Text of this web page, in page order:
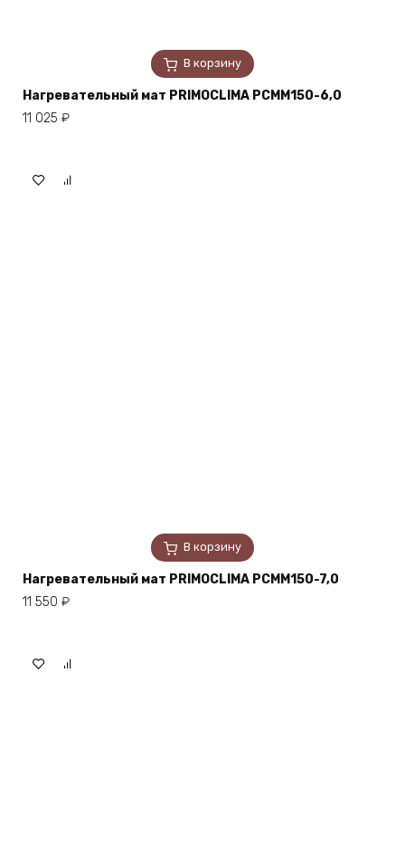
В корзину
Нагревательный мат PRIMOCLIMA PCMM150-6,0
11 025 ₽
В корзину
Нагревательный мат PRIMOCLIMA PCMM150-7,0
11 550 ₽